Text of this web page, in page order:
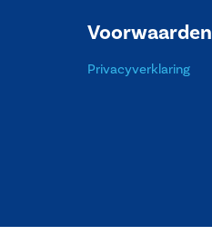
Voorwaarden
Privacyverklaring